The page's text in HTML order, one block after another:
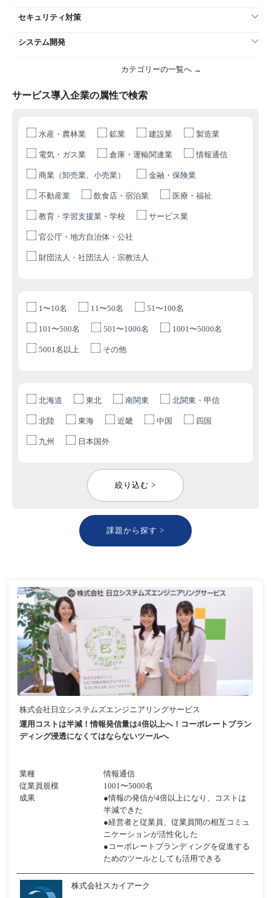
セキュリティ対策
システム開発
カテゴリーの一覧へ →
サービス導入企業の属性で検索
水産・農林業 鉱業 建設業 製造業
電気・ガス業 倉庫・運輸関連業 情報通信
商業（卸売業、小売業） 金融・保険業
不動産業 飲食店・宿泊業 医療・福祉
教育・学習支援業・学校 サービス業
官公庁・地方自治体・公社
財団法人・社団法人・宗教法人
1〜10名 11〜50名 51〜100名
101〜500名 501〜1000名 1001〜5000名
5001名以上 その他
北海道 東北 南関東 北関東・甲信
北陸 東海 近畿 中国 四国
九州 日本国外
絞り込む >
課題から探す >
株式会社日立システムズエンジニアリングサービス
運用コストは半減！情報発信量は4倍以上へ！コーポレートブラン
ディング浸透になくてはならないツールへ
業種
情報通信
従業員規模
1001〜5000名
成果
●情報の発信が4倍以上になり、コストは
半減できた
●経営者と従業員、従業員間の相互コミュ
ニケーションが活性化した
●コーポレートブランディングを促進する
ためのツールとしても活用できる
株式会社スカイアーク